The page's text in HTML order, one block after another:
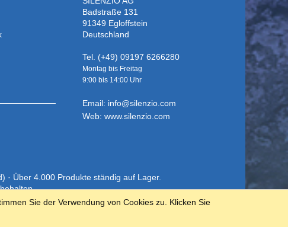
Badstraße 131
91349 Egloffstein
Deutschland
Tel. (+49) 09197 6266280
Montag bis Freitag
9:00 bis 14:00 Uhr
Email: info@silenzio.com
Web: www.silenzio.com
· Über 4.000 Produkte ständig auf Lager.
Sie der Verwendung von Cookies zu. Klicken Sie